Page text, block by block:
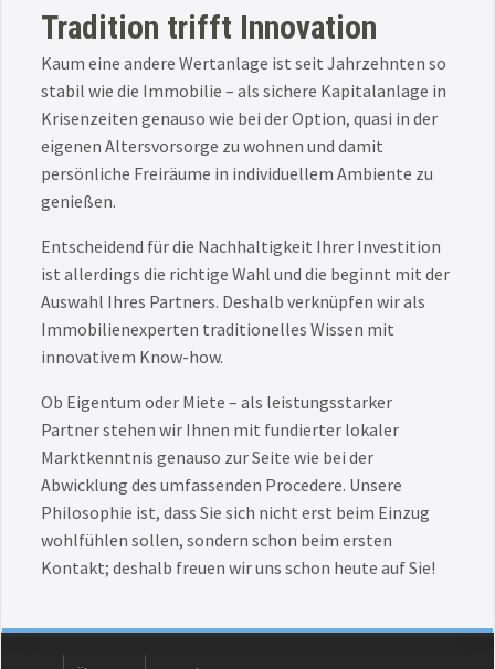
Tradition trifft Innovation
Kaum eine andere Wertanlage ist seit Jahrzehnten so
stabil wie die Immobilie – als sichere Kapitalanlage in
Krisenzeiten genauso wie bei der Option, quasi in der
eigenen Altersvorsorge zu wohnen und damit
persönliche Freiräume in individuellem Ambiente zu
genießen.
Entscheidend für die Nachhaltigkeit Ihrer Investition
ist allerdings die richtige Wahl und die beginnt mit der
Auswahl Ihres Partners. Deshalb verknüpfen wir als
Immobilienexperten traditionelles Wissen mit
innovativem Know-how.
Ob Eigentum oder Miete – als leistungsstarker
Partner stehen wir Ihnen mit fundierter lokaler
Marktkenntnis genauso zur Seite wie bei der
Abwicklung des umfassenden Procedere. Unsere
Philosophie ist, dass Sie sich nicht erst beim Einzug
wohlfühlen sollen, sondern schon beim ersten
Kontakt; deshalb freuen wir uns schon heute auf Sie!